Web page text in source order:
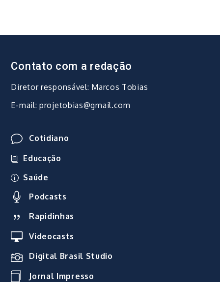
Contato com a redação
Diretor responsável: Marcos Tobias
E-mail: projetobias@gmail.com
Cotidiano
Educação
Saúde
Podcasts
Rapidinhas
Videocasts
Digital Brasil Studio
Jornal Impresso